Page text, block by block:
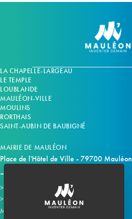
LA CHAPELLE-LARGEAU
LE TEMPLE
LOUBLANDE
MAULÉON-VILLE
MOULINS
RORTHAIS
SAINT-AUBIN DE BAUBIGNÉ
MAIRIE DE MAULÉON
Place de l'Hôtel de Ville - 79700 Mauléon
Horaires d'ouverture
Contacter la mairie
Mauléon sur les réseaux :